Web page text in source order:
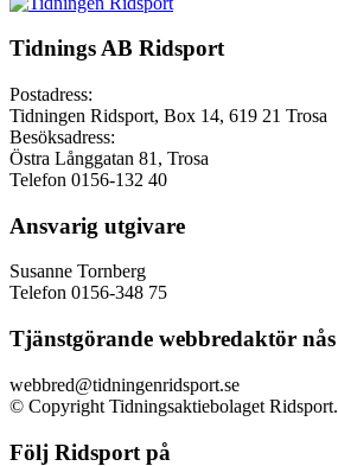
Tidnings AB Ridsport
Postadress:
Tidningen Ridsport, Box 14, 619 21 Trosa
Besöksadress:
Östra Långgatan 81, Trosa
Telefon 0156-132 40
Ansvarig utgivare
Susanne Tornberg
Telefon 0156-348 75
Tjänstgörande webbredaktör
webbred@tidningenridsport.se
© Copyright Tidningsaktiebolaget
Följ Ridsport på